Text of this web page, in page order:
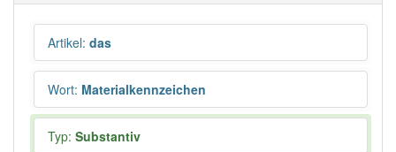
Artikel: das
Wort: Materialkennzeichen
Typ: Substantiv